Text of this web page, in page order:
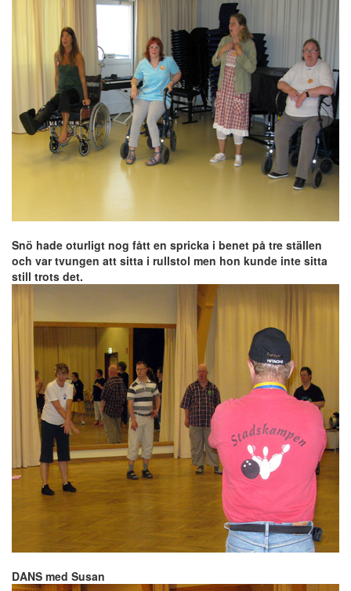
Snö hade oturligt nog fått en spricka i benet på tre ställen
och var tvungen att sitta i rullstol men hon kunde inte sitta
still trots det.
DANS med Susan